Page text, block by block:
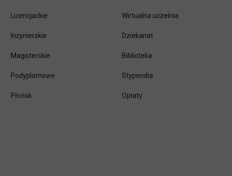
Licencjackie
Inżynierskie
Magisterskie
Podyplomowe
Płońsk
Wirtualna uczelnia
Dziekanat
Biblioteka
Stypendia
Opłaty